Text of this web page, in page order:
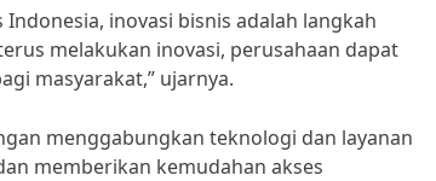
inovasi bisnis adalah langkah
melakukan inovasi, perusahaan dapat
masyarakat,” ujarnya.
menggabungkan teknologi dan layanan
memberikan kemudahan akses